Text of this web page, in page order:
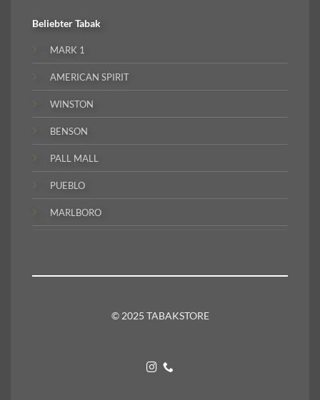
BeliebterTabak
MARK 1
AMERICAN SPIRIT
WINSTON
BENSON
PALL MALL
PUEBLO
MARLBORO
© 2025 TABAKSTORE